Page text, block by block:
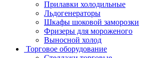
Прилавки холодильные
Льдогенераторы
Шкафы шоковой заморозки
Фризеры для мороженого
Выносной холод
Торговое оборудование